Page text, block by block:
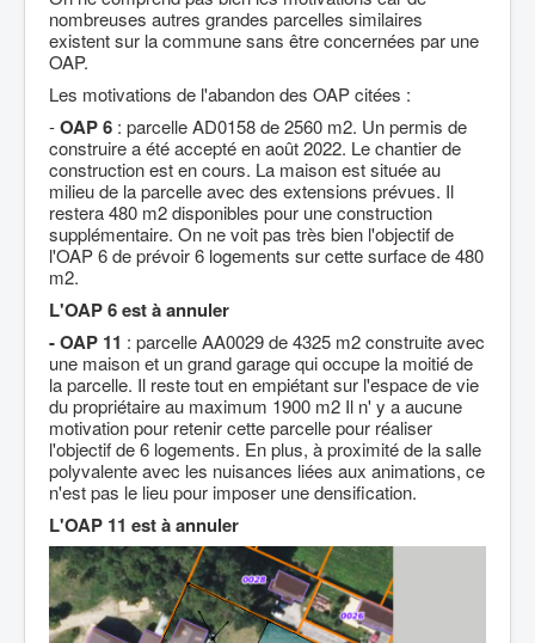
nombreuses autres grandes parcelles similaires
existent sur la commune sans être concernées par une
OAP.
Les motivations de l'abandon des OAP citées :
-OAP 6 : parcelle AD0158 de 2560 m2. Un permis de
construire a été accepté en août 2022. Le chantier de
construction est en cours. La maison est située au
milieu de la parcelle avec des extensions prévues. Il
restera 480 m2 disponibles pour une construction
supplémentaire. On ne voit pas très bien l'objectif de
l'OAP 6 de prévoir 6 logements sur cette surface de 480
m2.
L'OAP 6 est à annuler
- OAP 11 : parcelle AA0029 de 4325 m2 construite avec
une maison et un grand garage qui occupe la moitié de
la parcelle. Il reste tout en empiétant sur l'espace de vie
du propriétaire au maximum 1900 m2 Il n' y a aucune
motivation pour retenir cette parcelle pour réaliser
l'objectif de 6 logements. En plus, à proximité de la salle
polyvalente avec les nuisances liées aux animations, ce
n'est pas le lieu pour imposer une densification.
L'OAP 11 est à annuler